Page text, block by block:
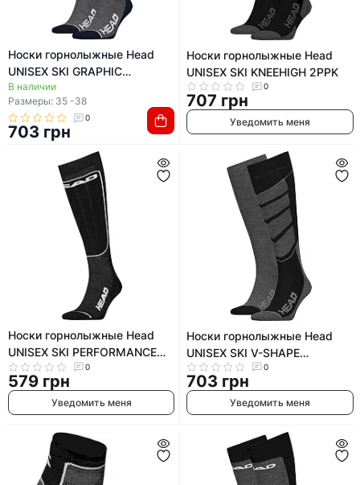
Носки горнолыжные Head
UNISEX SKI GRAPHIC
KNEEHIGH 2PPK
В наличии
Размеры: 35 -38
0
703 грн
Носки горнолыжные Head
UNISEX SKI KNEEHIGH 2PPK
0
707 грн
Уведомить меня
Носки горнолыжные Head
UNISEX SKI PERFORMANCE
KNEEHIGH 1P 0
579 грн
Уведомить меня
Носки горнолыжные Head
UNISEX SKI V-SHAPE
KNEEHIGH 2PPK
0
703 грн
Уведомить меня